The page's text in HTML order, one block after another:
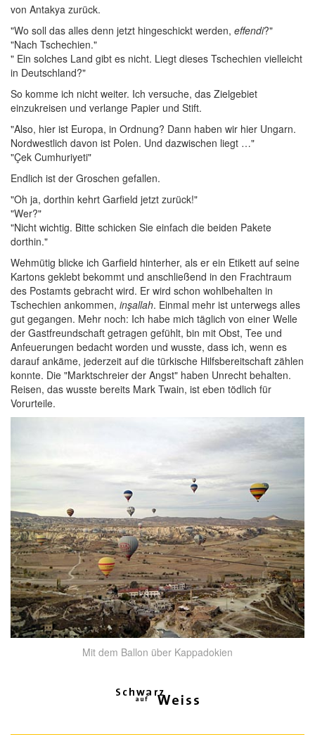
von Antakya zurück.
"Wo soll das alles denn jetzt hingeschickt werden, effendi?"
"Nach Tschechien."
" Ein solches Land gibt es nicht. Liegt dieses Tschechien vielleicht
in Deutschland?"
So komme ich nicht weiter. Ich versuche, das Zielgebiet
einzukreisen und verlange Papier und Stift.
"Also, hier ist Europa, in Ordnung? Dann haben wir hier Ungarn.
Nordwestlich davon ist Polen. Und dazwischen liegt …"
"Çek Cumhuriyeti"
Endlich ist der Groschen gefallen.
"Oh ja, dorthin kehrt Garfield jetzt zurück!"
"Wer?"
"Nicht wichtig. Bitte schicken Sie einfach die beiden Pakete
dorthin."
Wehmütig blicke ich Garfield hinterher, als er ein Etikett auf seine
Kartons geklebt bekommt und anschließend in den Frachtraum
des Postamts gebracht wird. Er wird schon wohlbehalten in
Tschechien ankommen, inşallah. Einmal mehr ist unterwegs alles
gut gegangen. Mehr noch: Ich habe mich täglich von einer Welle
der Gastfreundschaft getragen gefühlt, bin mit Obst, Tee und
Anfeuerungen bedacht worden und wusste, dass ich, wenn es
darauf ankäme, jederzeit auf die türkische Hilfsbereitschaft zählen
konnte. Die "Marktschreier der Angst" haben Unrecht behalten.
Reisen, das wusste bereits Mark Twain, ist eben tödlich für
Vorurteile.
Mit dem Ballon über Kappadokien